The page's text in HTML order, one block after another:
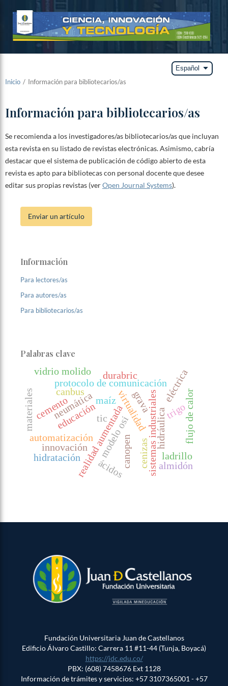
Español arrow_drop_down
Inicio / Información para bibliotecarios/as
Información para bibliotecarios/as
Se recomienda a los investigadores/as bibliotecarios/as que incluyan
esta revista en su listado de revistas electrónicas. Asimismo, cabría
destacar que el sistema de publicación de código abierto de esta
revista es apto para bibliotecas con personal docente que desee
editar sus propias revistas (verOpen Journal Systems).
Enviar un artículo
Información
Para lectores/as
Para autores/as
Para bibliotecarios/as
Palabras clave
realidad aumentada
educacióntic virtualidad
innovación
canbus
canopen
modelo osi
protocolo de comunicación
sistemas industriales
automatización
neumática
hidráulica
eléctrica
ladrillo
durabric
vidrio molido
almidón
trigo
maíz
cemento flujo de calor
hidratación
materiales
ácidos cenizas
grava
Fundación Universitaria Juan de Castellanos
Edificio Álvaro Castillo: Carrera 11 #11-44 (Tunja, Boyacá)
https://jdc.edu.co/
PBX: (608) 7458676 Ext 1128
Información de trámites y servicios: +57 3107365001 - +57